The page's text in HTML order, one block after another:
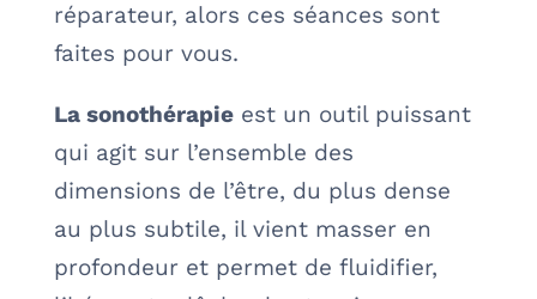
réparateur, alors ces séances sont
faites pour vous.
La sonothérapieest un outil puissant
qui agit sur l’ensemble des
dimensions de l’être, du plus dense
au plus subtile, il vient masser en
profondeur et permet de fluidifier,